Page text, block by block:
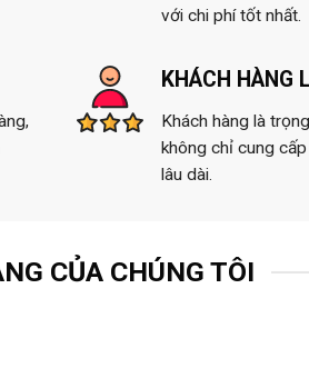
với chi phí tốt nhất.
KHÁCH HÀNG
Khách hàng là
không chỉ cung
lâu dài.
CỦA CHÚNG TÔI